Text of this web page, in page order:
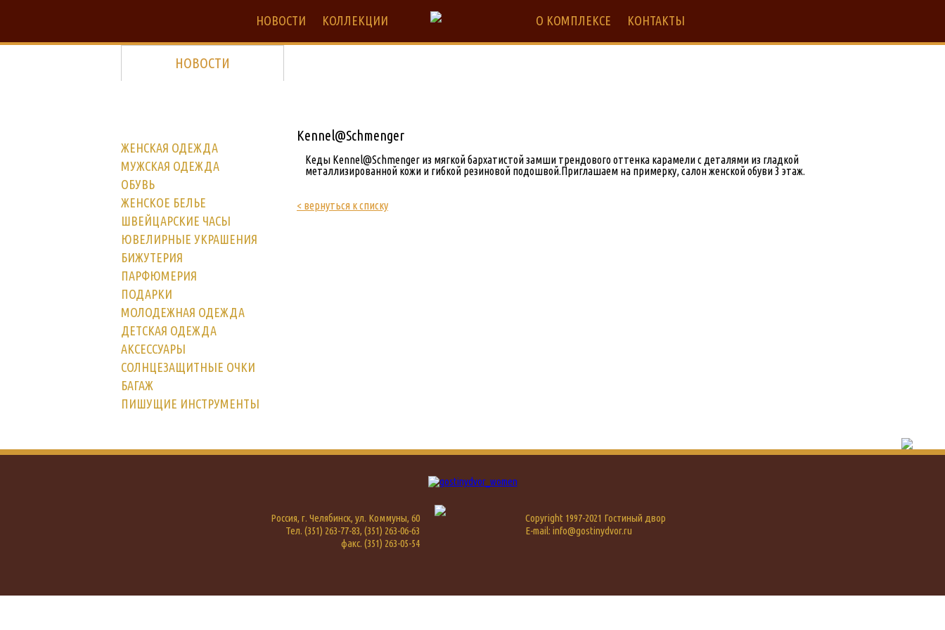
НОВОСТИ КОЛЛЕКЦИИ О КОМПЛЕКСЕ КОНТАКТЫ
НОВОСТИ
ЖЕНСКАЯ ОДЕЖДА
МУЖСКАЯ ОДЕЖДА
ОБУВЬ
ЖЕНСКОЕ БЕЛЬЕ
ШВЕЙЦАРСКИЕ ЧАСЫ
ЮВЕЛИРНЫЕ УКРАШЕНИЯ
БИЖУТЕРИЯ
ПАРФЮМЕРИЯ
ПОДАРКИ
МОЛОДЕЖНАЯ ОДЕЖДА
ДЕТСКАЯ ОДЕЖДА
АКСЕССУАРЫ
СОЛНЦЕЗАЩИТНЫЕ ОЧКИ
БАГАЖ
ПИШУЩИЕ ИНСТРУМЕНТЫ
Kennel@Schmenger
Кеды Kennel@Schmenger из мягкой бархатистой замши трендового оттенка карамели с деталями из гладкой
металлизированной кожи и гибкой резиновой подошвой.Приглашаем на примерку, салон женской обуви 3 этаж.
< вернуться к списку
Россия, г. Челябинск, ул. Коммуны, 60
Тел. (351) 263-77-83, (351) 263-06-63
факс. (351) 263-05-54
Copyright 1997-2021 Гостиный двор
E-mail: info@gostinydvor.ru